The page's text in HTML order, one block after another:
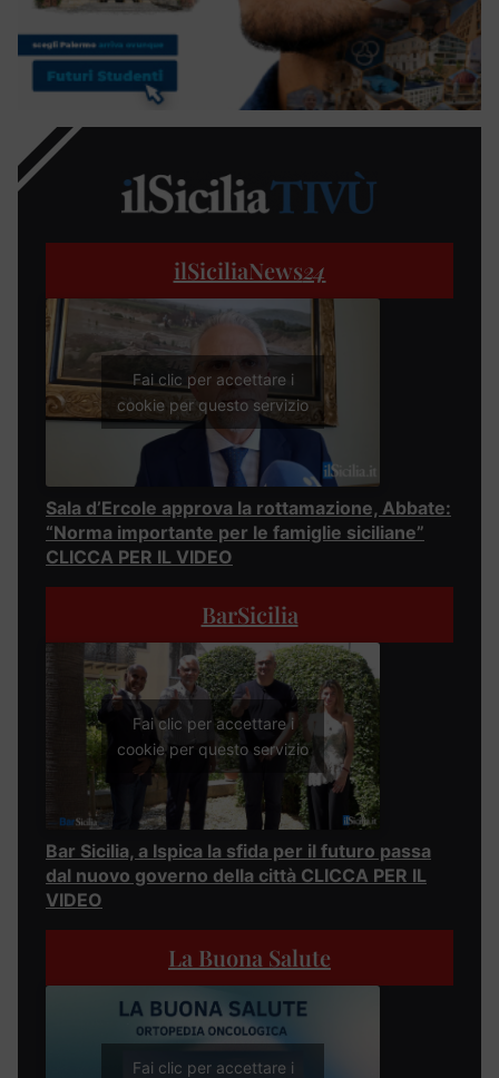
ilSiciliaNews24
Fai clic per accettare i
cookie per questo servizio
Sala d’Ercole approva la rottamazione, Abbate:
“Norma importante per le famiglie siciliane”
CLICCA PER IL VIDEO
BarSicilia
Fai clic per accettare i
cookie per questo servizio
Bar Sicilia, a Ispica la sfida per il futuro passa
dal nuovo governo della città CLICCA PER IL
VIDEO
La Buona Salute
Fai clic per accettare i